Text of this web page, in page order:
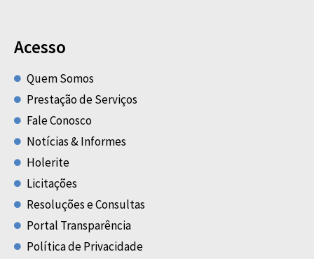
Acesso
Quem Somos
Prestação de Serviços
Fale Conosco
Notícias & Informes
Holerite
Licitações
Resoluções e Consultas
Portal Transparência
Política de Privacidade